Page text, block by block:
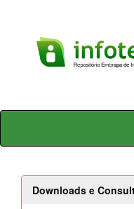
Skip
Downloads e